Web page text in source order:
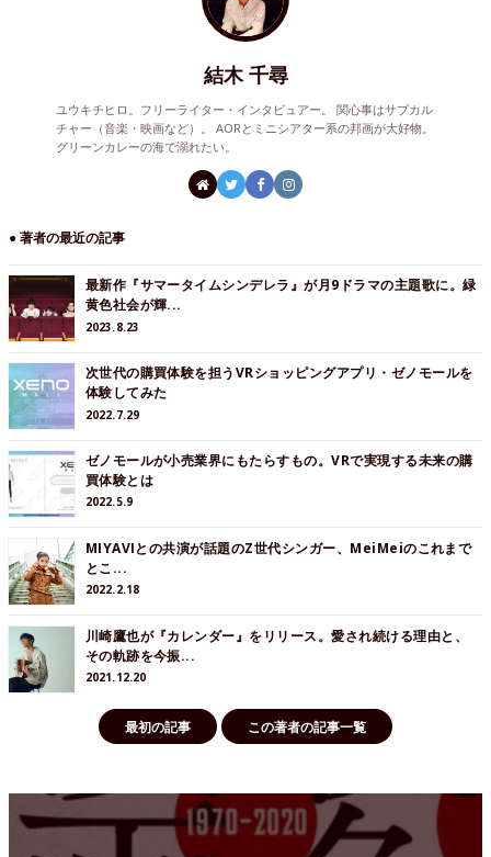
結木 千尋
ユウキチヒロ。フリーライター・インタビュアー。 関心事はサブカル
チャー（音楽・映画など）。 AORとミニシアター系の邦画が大好物。
グリーンカレーの海で溺れたい。
● 著者の最近の記事
最新作『サマータイムシンデレラ』が月9ドラマの主題歌に。緑
黄色社会が輝...
2023.8.23
次世代の購買体験を担うVRショッピングアプリ・ゼノモールを
体験してみた
2022.7.29
ゼノモールが小売業界にもたらすもの。VRで実現する未来の購
買体験とは
2022.5.9
MIYAVIとの共演が話題のZ世代シンガー、MeiMeiのこれまで
とこ...
2022.2.18
川崎鷹也が『カレンダー』をリリース。愛され続ける理由と、
その軌跡を今振...
2021.12.20
最初の記事 この著者の記事一覧